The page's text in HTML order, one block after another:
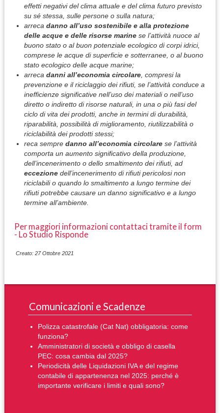
effetti negativi del clima attuale e del clima futuro previsto
su sé stessa, sulle persone o sulla natura;
arreca danno all’uso sostenibile e alla protezione
delle acque e delle risorse marinese l’attività nuoce al
buono stato o al buon potenziale ecologico di corpi idrici,
comprese le acque di superficie e sotterranee, o al buono
stato ecologico delle acque marine;
arreca danni all’economia circolare, compresi la
prevenzione e il riciclaggio dei rifiuti, se l’attività conduce a
inefficienze significative nell’uso dei materiali o nell’uso
diretto o indiretto di risorse naturali, in una o più fasi del
ciclo di vita dei prodotti, anche in termini di durabilità,
riparabilità, possibilità di miglioramento, riutilizzabilità o
riciclabilità dei prodotti stessi;
reca sempre danno all’economia circolarese l’attività
comporta un aumento significativo della produzione,
dell’incenerimento o dello smaltimento dei rifiuti, ad
eccezionedell’incenerimento di rifiuti pericolosi non
riciclabili o quando lo smaltimento a lungo termine dei
rifiuti potrebbe causare un danno significativo e a lungo
termine all’ambiente.
Per maggiori informazioni contattaci tramite il form
- Lo Studio Risponde
Creato: 27 Ottobre 2021
Comunicazioni e Scadenze
Polizza catastrofale (Cat Nat) obbligatoria: come
funziona?
Amministratori di società e obbligo di casella
PEC: cosa cambia dal 2025?
Periodicità delle Liquidazioni IVA e del regime
contabile di appartenenza nel 2025: perché è
importante verificare i limiti e quali sono?